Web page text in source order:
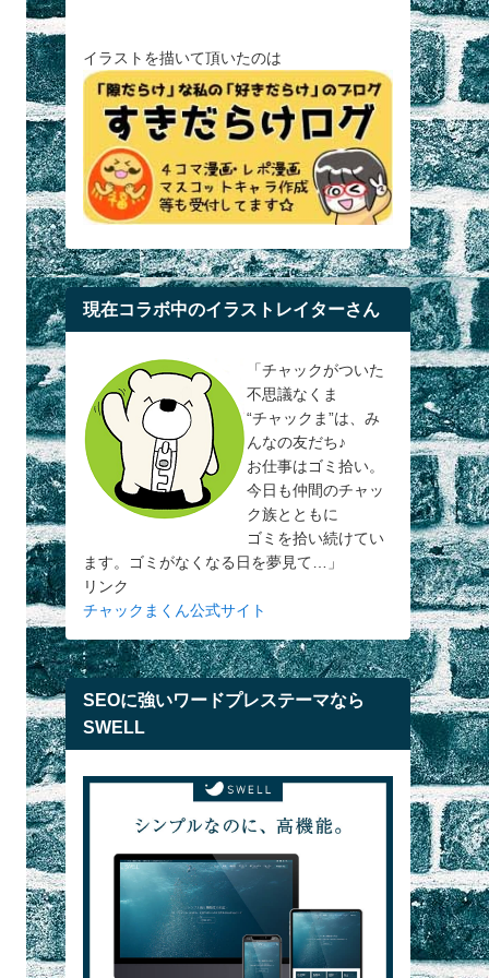
イラストを描いて頂いたのは
現在コラボ中のイラストレイターさん
「チャックがついた
不思議なくま
“チャックま”は、み
んなの友だち♪
お仕事はゴミ拾い。
今日も仲間のチャッ
ク族とともに
ゴミを拾い続けてい
ます。ゴミがなくなる日を夢見て…」
リンク
チャックまくん公式サイト
SEOに強いワードプレステーマなら
SWELL